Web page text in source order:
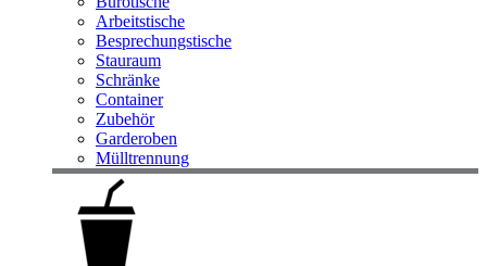
Arbeitstische
Besprechungstische
Stauraum
Schränke
Container
Zubehör
Garderoben
Mülltrennung